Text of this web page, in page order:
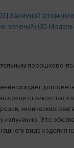
| Зажимной
зеленый) (3D
порошково-
создаёт
стойкостью к
химическим
излучению. Это
вида изделия